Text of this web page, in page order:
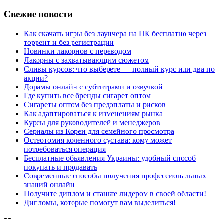
Свежие новости
Как скачать игры без лаунчера на ПК бесплатно через
торрент и без регистрации
Новинки лакорнов с переводом
Лакорны с захватывающим сюжетом
Сливы курсов: что выберете — полный курс или два по
акции?
Дорамы онлайн с субтитрами и озвучкой
Где купить все бренды сигарет оптом
Сигареты оптом без предоплаты и рисков
Как адаптироваться к изменениям рынка
Курсы для руководителей и менеджеров
Сериалы из Кореи для семейного просмотра
Остеотомия коленного сустава: кому может
потребоваться операция
Бесплатные объявления Украины: удобный способ
покупать и продавать
Современные способы получения профессиональных
знаний онлайн
Получите диплом и станьте лидером в своей области!
Дипломы, которые помогут вам выделиться!